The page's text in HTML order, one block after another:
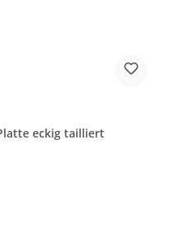
eckig tailliert